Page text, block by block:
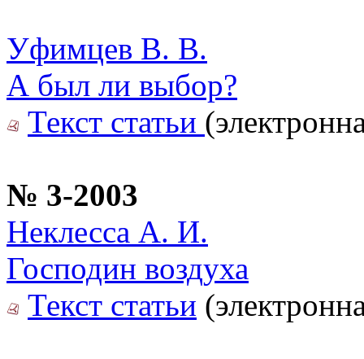
Уфимцев В. В.
А был ли выбор?
Текст статьи
№ 3-2003
Неклесса А. И.
Господин воздуха
Текст статьи